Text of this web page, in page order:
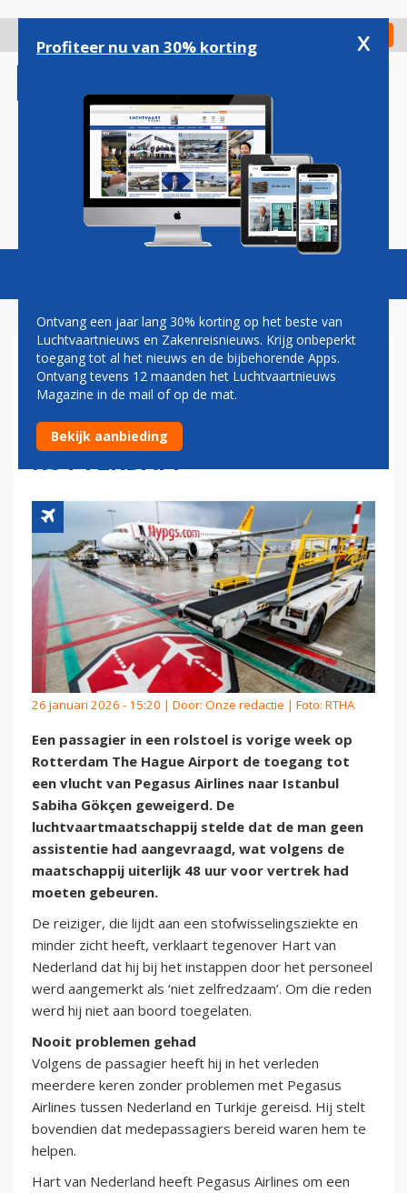
gaan
Check in
Magazine Podcasts Vacatures
PASSAGIER IN ROLSTOEL
GEWEIGERD OP PEGASUS-
VLUCHT VANUIT
ROTTERDAM
26 januari 2026 - 15:20 | Door: Onze redactie | Foto: RTHA
Een passagier in een rolstoel is vorige week op
Rotterdam The Hague Airport de toegang tot
een vlucht van Pegasus Airlines naar Istanbul
Sabiha Gökçen geweigerd. De
luchtvaartmaatschappij stelde dat de man geen
assistentie had aangevraagd, wat volgens de
maatschappij uiterlijk 48 uur voor vertrek had
moeten gebeuren.
De reiziger, die lijdt aan een stofwisselingsziekte en
minder zicht heeft, verklaart tegenover Hart van
Nederland dat hij bij het instappen door het personeel
werd aangemerkt als ‘niet zelfredzaam’. Om die reden
werd hij niet aan boord toegelaten.
Nooit problemen gehad
Volgens de passagier heeft hij in het verleden
meerdere keren zonder problemen met Pegasus
Airlines tussen Nederland en Turkije gereisd. Hij stelt
bovendien dat medepassagiers bereid waren hem te
helpen.
Hart van Nederland heeft Pegasus Airlines om een
Profiteer nu van 30% korting x
Ontvang een jaar lang 30% korting op het beste van
Luchtvaartnieuws en Zakenreisnieuws. Krijg onbeperkt
toegang tot al het nieuws en de bijbehorende Apps.
Ontvang tevens 12 maanden het Luchtvaartnieuws
Magazine in de mail of op de mat.
Bekijk aanbieding